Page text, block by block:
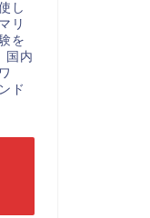
し
リ
を
国内
ド